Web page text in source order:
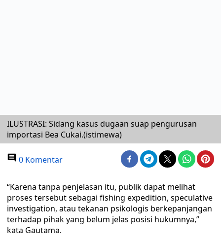
ILUSTRASI: Sidang kasus dugaan suap pengurusan
importasi Bea Cukai.(istimewa)
0 Komentar
“Karena tanpa penjelasan itu, publik dapat melihat
proses tersebut sebagai fishing expedition, speculative
investigation, atau tekanan psikologis berkepanjangan
terhadap pihak yang belum jelas posisi hukumnya,”
kata Gautama.